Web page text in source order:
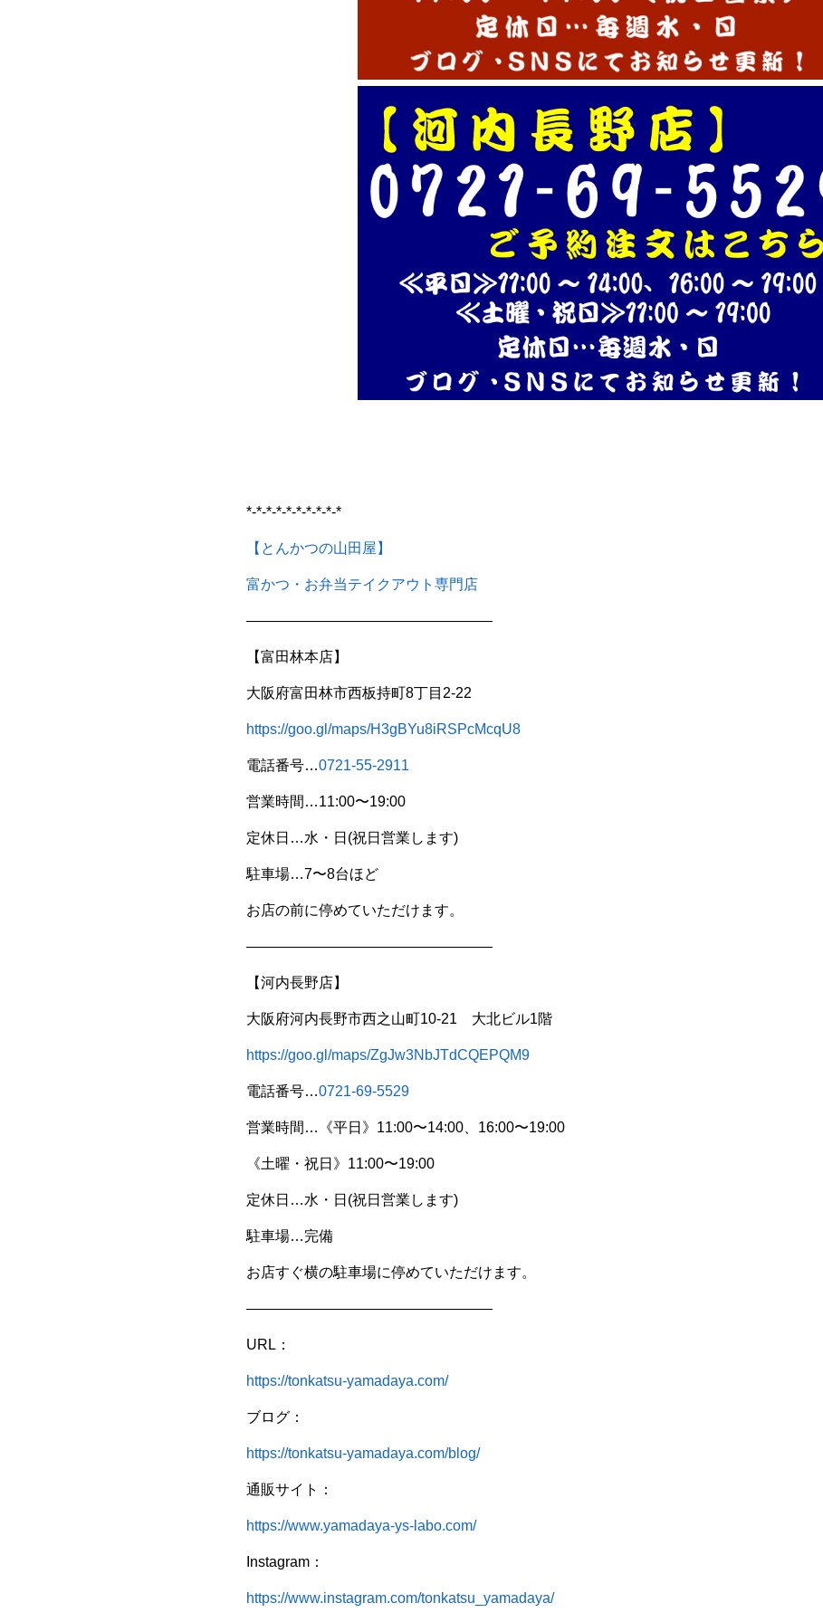
*-*-*-*-*-*-*-*-*-*
【とんかつの山田屋】
富かつ・お弁当テイクアウト専門店
—————————————————
【富田林本店】
大阪府富田林市西板持町8丁目2-22
https://goo.gl/maps/H3gBYu8iRSPcMcqU8
電話番号…0721-55-2911
営業時間…11:00〜19:00
定休日…水・日(祝日営業します)
駐車場…7〜8台ほど
お店の前に停めていただけます。
—————————————————
【河内長野店】
大阪府河内長野市西之山町10-21 大北ビル1階
https://goo.gl/maps/ZgJw3NbJTdCQEPQM9
電話番号…0721-69-5529
営業時間…《平日》11:00〜14:00、16:00〜19:00
《土曜・祝日》11:00〜19:00
定休日…水・日(祝日営業します)
駐車場…完備
お店すぐ横の駐車場に停めていただけます。
—————————————————
URL：
https://tonkatsu-yamadaya.com/
ブログ：
https://tonkatsu-yamadaya.com/blog/
通販サイト：
https://www.yamadaya-ys-labo.com/
Instagram：
https://www.instagram.com/tonkatsu_yamadaya/